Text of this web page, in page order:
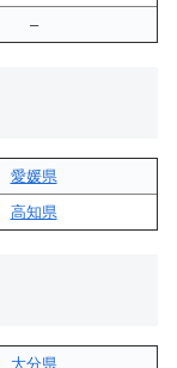
–
愛媛県
高知県
大分県